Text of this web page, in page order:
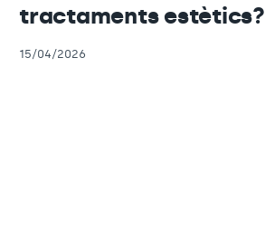
tractaments estètics?
15/04/2026